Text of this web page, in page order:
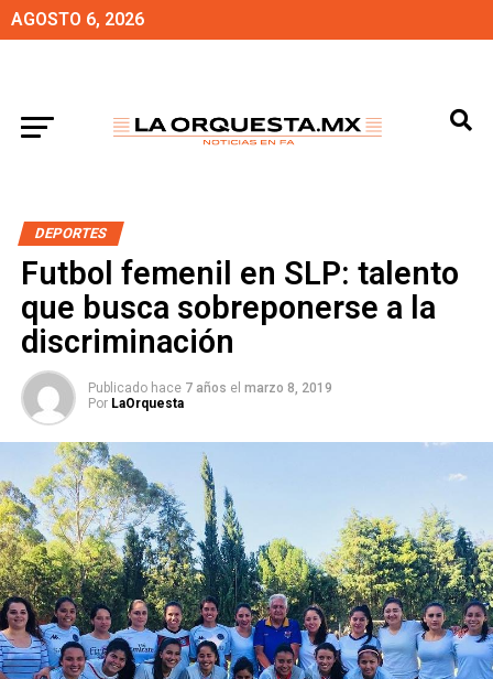
AGOSTO 6, 2026
DEPORTES
Futbol femenil en SLP: talento
que busca sobreponerse a la
discriminación
Publicado hace 7 años el marzo 8, 2019
Por LaOrquesta